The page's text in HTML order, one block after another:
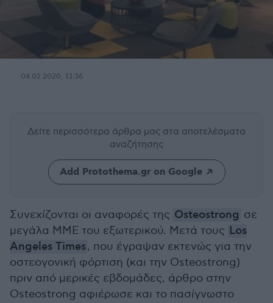
04.02.2020, 13:36
Δείτε περισσότερα άρθρα μας στα αποτελέσματα
αναζήτησης
Add Protothema.gr on Google
Συνεχίζονται οι αναφορές της Osteostrong σε
μεγάλα ΜΜΕ του εξωτερικού. Μετά τους Los
Angeles Times, που έγραψαν εκτενώς για την
οστεογονική φόρτιση (και την Osteostrong)
πριν από μερικές εβδομάδες, άρθρο στην
Osteostrong αφιέρωσε και το πασίγνωστο